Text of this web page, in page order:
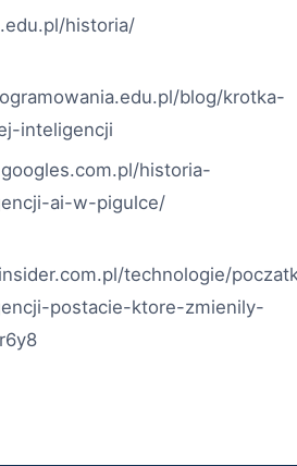
historia/
blog/krotka-
inteligencji
historia-
ai-w-pigulce/
technologie/
postacie-ktore-zmienily-